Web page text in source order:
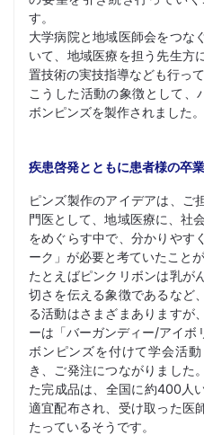
す。
大学病院と地域医師会をつな
いて、地域医療を担う先生方
置技術の実技指導なども行って
こうした活動の象徴として、
ボンピンズを製作されました。
疾患啓発とともに患者様の卒
ピンズ製作のアイデアは、ご
門医として、地域医療に、社
をめぐらす中で、分かりやす
ーク」が必要と考ていたこと
たとえばピンクリボンは乳が
切さを伝える象徴であるなど
る活動はさまざまありますが
ーは「バーガンディー/アイボ
ボンピンズを付けて学会活
き、ご発注につながりました
た完成品は、全国に約400人
適宜配布され、受け取った医
たっているそうです。